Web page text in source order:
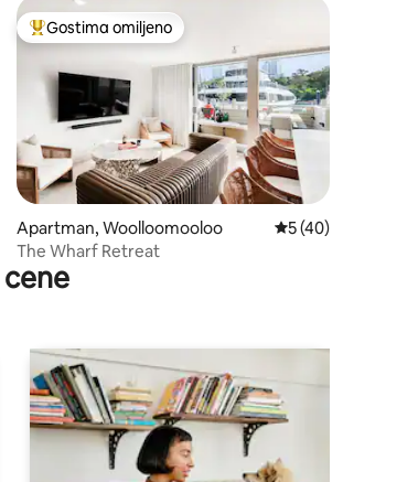
4,97 od 5, utisaka: 161
Najuspešniji među gostima omiljenim
Gostima omiljeno
Apartman, Woolloomooloo Prosečna ocena 5
5 (40)
The Wharf Retreat